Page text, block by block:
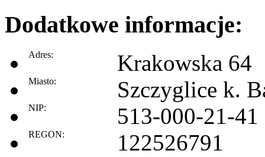
Dodatkowe informacje:
Adres: Krakowska 64
Miasto: Szczyglice k.
NIP: 513-000-21-41
REGON: 122526791